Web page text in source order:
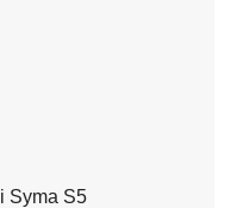
Syma S5